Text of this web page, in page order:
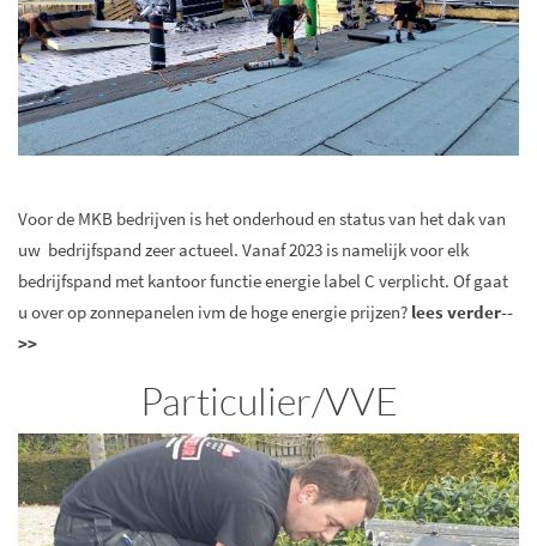
Voor de MKB bedrijven is het onderhoud en status van het dak van
uw bedrijfspand zeer actueel. Vanaf 2023 is namelijk voor elk
bedrijfspand met kantoor functie energie label C verplicht. Of gaat
u over op zonnepanelen ivm de hoge energie prijzen? lees verder--
>>
Particulier/VVE